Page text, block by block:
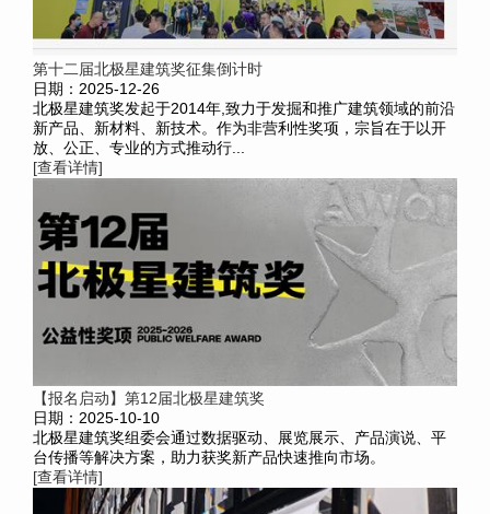
第十二届北极星建筑奖征集倒计时
日期：2025-12-26
北极星建筑奖发起于2014年,致力于发掘和推广建筑领域的前沿
新产品、新材料、新技术。作为非营利性奖项，宗旨在于以开
放、公正、专业的方式推动行...
[查看详情]
【报名启动】第12届北极星建筑奖
日期：2025-10-10
北极星建筑奖组委会通过数据驱动、展览展示、产品演说、平
台传播等解决方案，助力获奖新产品快速推向市场。
[查看详情]